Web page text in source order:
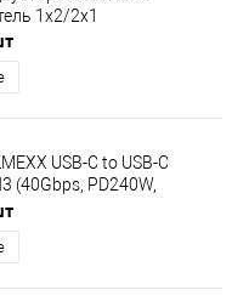
1x2/2x1
USB-C to USB-C
(40Gbps, PD240W,
1м